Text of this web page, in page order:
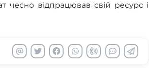
відпрацював свій ресурс і